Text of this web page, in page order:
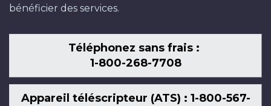
bénéficier des services.
Téléphonez sans frais :
1-800-268-7708
Appareil téléscripteur (ATS) : 1-800-567-